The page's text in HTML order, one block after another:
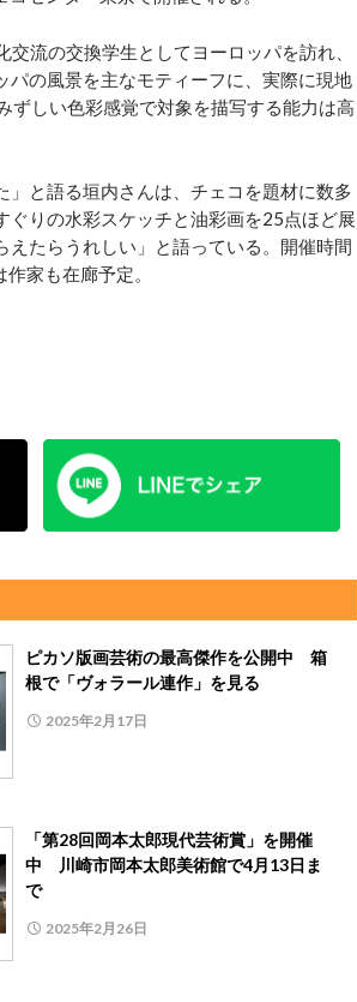
流の交換学生としてヨーロッパを訪れ、
の風景を主なモティーフに、実際に現地
ずしい色彩感覚で対象を描写する能力は高
と語る垣内さんは、チェコを題材に数多
ぐりの水彩スケッチと油彩画を25点ほど展
たらうれしい」と語っている。開催時間
家も在廊予定。
ピカソ版画芸術の最高傑作を公開中 箱
根で「ヴォラール連作」を見る
2025年2月17日
「第28回岡本太郎現代芸術賞」を開催
中 川崎市岡本太郎美術館で4月13日ま
で
2025年2月26日